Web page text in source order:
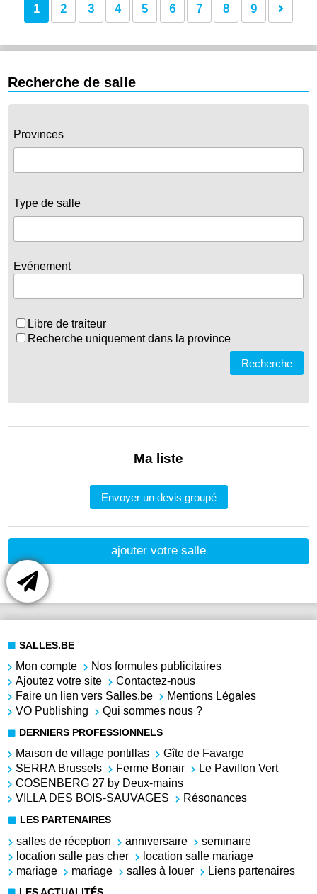
1 2 3 4 5 6 7 8 9
ajouter votre salle
Recherche de salle
Provinces
Type de salle
Evénement
Libre de traiteur
Recherche uniquement dans la province
Recherche
Ma liste
Envoyer un devis groupé
SALLES.BE
Mon compte
Nos formules publicitaires
Ajoutez votre site
Contactez-nous
Faire un lien vers Salles.be
Mentions Légales
VO Publishing
Qui sommes nous ?
DERNIERS PROFESSIONNELS
Maison de village pontillas
Gîte de Favarge
SERRA Brussels
Ferme Bonair
Le Pavillon Vert
COSENBERG 27 by Deux-mains
VILLA DES BOIS-SAUVAGES
Résonances
LES PARTENAIRES
salles de réception anniversaire
seminaire
location salle pas cher
location salle mariage
mariage
mariage salles à louer Liens partenaires